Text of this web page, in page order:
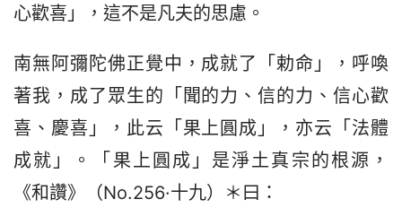
心歡喜」，這不是凡夫的思慮。
南無阿彌陀佛正覺中，成就了「勅命」，呼喚
著我，成了眾生的「聞的力、信的力、信心歡
喜、慶喜」，此云「果上圓成」，亦云「法體
成就」。「果上圓成」是淨土真宗的根源，
《和讚》（No.256·十九）＊曰：